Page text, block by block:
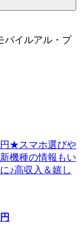
バイルアル・プ
円★スマホ選びや
機種の情報もい
♪高収入＆嬉し
円